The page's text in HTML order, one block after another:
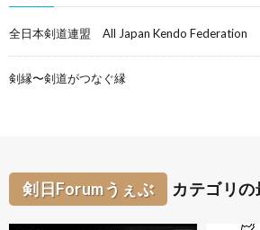
全日本剣道連盟 All Japan Kendo Federation
剣縁〜剣道がつなぐ縁
剣日Forumうぇぶ カテゴリ